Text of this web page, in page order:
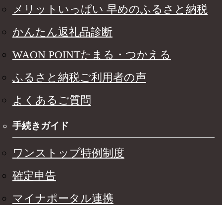
メリットいっぱい 早めのふるさと納税
かんたん返礼品診断
WAON POINTたまる・つかえる
ふるさと納税ご利用者の声
よくあるご質問
手続きガイド
ワンストップ特例制度
確定申告
マイナポータル連携